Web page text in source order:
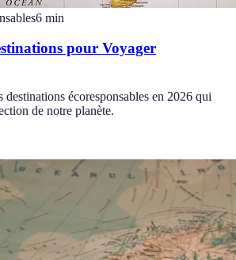
6 min
pour Voyager
écoresponsables en 2026 qui
de notre planète.